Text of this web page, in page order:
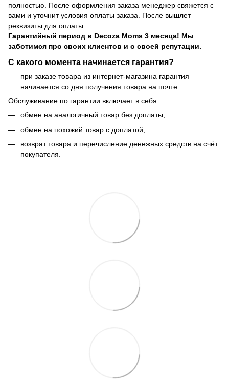
полностью. После оформления заказа менеджер свяжется с
вами и уточнит условия оплаты заказа. После вышлет
реквизиты для оплаты.
Гарантийный период в Decoza Moms 3 месяца! Мы
заботимся про своих клиентов и о своей репутации.
С какого момента начинается гарантия?
при заказе товара из интернет-магазина гарантия
начинается со дня получения товара на почте.
Обслуживание по гарантии включает в себя:
обмен на аналогичный товар без доплаты;
обмен на похожий товар с доплатой;
возврат товара и перечисление денежных средств на счёт
покупателя.